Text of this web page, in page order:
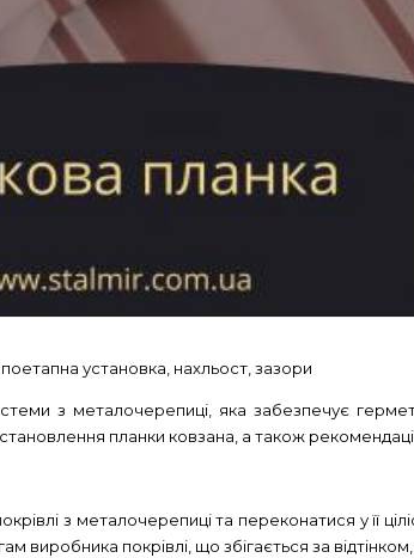
установка, нахльост, зазори
з металочерепиці, яка забезпечує
планки ковзана, а також
з металочерепиціта переконатися у її
виробника покрівлі, що збігається за